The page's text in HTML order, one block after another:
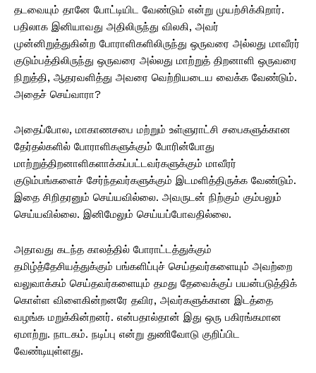
தடவையும் தானே போட்டியிட வேண்டும் என்று முயற்சிக்கிறார்.
பதிலாக இனியாவது அதிலிருந்து விலகி, அவர்
முன்னிறுத்துகின்ற போராளிகளிலிருந்து ஒருவரை அல்லது மாவீரர்
குடும்பத்திலிருந்து ஒருவரை அல்லது மாற்றுத் திறனாளி ஒருவரை
நிறுத்தி, ஆதரவளித்து அவரை வெற்றியடைய வைக்க வேண்டும்.
அதைச் செய்வாரா?
அதைப்போல, மாகாணசபை மற்றும் உள்ளுராட்சி சபைகளுக்கான
தேர்தல்களில் போராளிகளுக்கும் போரின்போது
மாற்றுத்திறனாளிகளாக்கப்பட்டவர்களுக்கும் மாவீரர்
குடும்பங்களைச் சேர்ந்தவர்களுக்கும் இடமளித்திருக்க வேண்டும்.
இதை சிறிதரனும் செய்யவில்லை. அவருடன் நிற்கும் கும்பலும்
செய்யவில்லை. இனிமேலும் செய்யப்போவதில்லை.
அதாவது கடந்த காலத்தில் போராட்டத்துக்கும்
தமிழ்த்தேசியத்துக்கும் பங்களிப்புச் செய்தவர்களையும் அவற்றை
வலுவாக்கம் செய்தவர்களையும் தமது தேவைக்குப் பயன்படுத்திக்
கொள்ள விளைகின்றனரே தவிர, அவர்களுக்கான இடத்தை
வழங்க மறுக்கின்றனர். என்பதால்தான் இது ஒரு பகிரங்கமான
ஏமாற்று. நாடகம். நடிப்பு என்று துணிவோடு குறிப்பிட
வேண்டியுள்ளது.